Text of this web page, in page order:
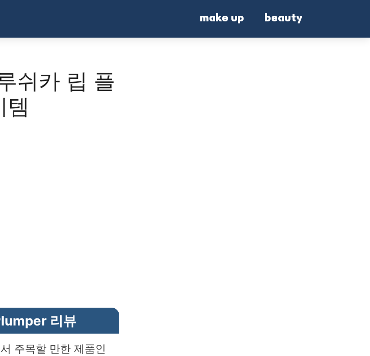
make up beauty
쉬카 립 플
템
리뷰
주목할 만한 제품인